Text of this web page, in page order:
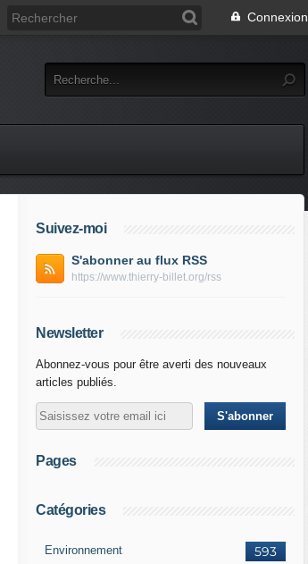
Connexion
Suivez-moi
S'abonner au flux RSS
https://www.thierry-billet.org/rss
Newsletter
Abonnez-vous pour être averti des nouveaux
articles publiés.
Pages
Catégories
593
Environnement